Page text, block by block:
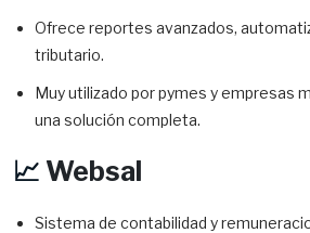
Ofrece reportes avanzados,
tributario.
Muy utilizado por pymes y empresas
una solución completa.
📈 Websal
Sistema de contabilidad y